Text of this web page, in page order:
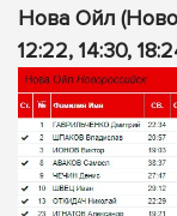
Нова Ойл
12:22, 14:30,